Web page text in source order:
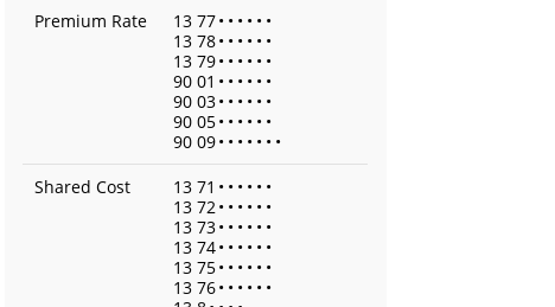
Premium Rate
13 77• • • • • •
13 78• • • • • •
13 79• • • • • •
90 01 • • • • • •
90 03• • • • • •
90 05• • • • • •
90 09• • • • • • •
Shared Cost
13 71 • • • • • •
13 72• • • • • •
13 73• • • • • •
13 74• • • • • •
13 75• • • • • •
13 76• • • • • •